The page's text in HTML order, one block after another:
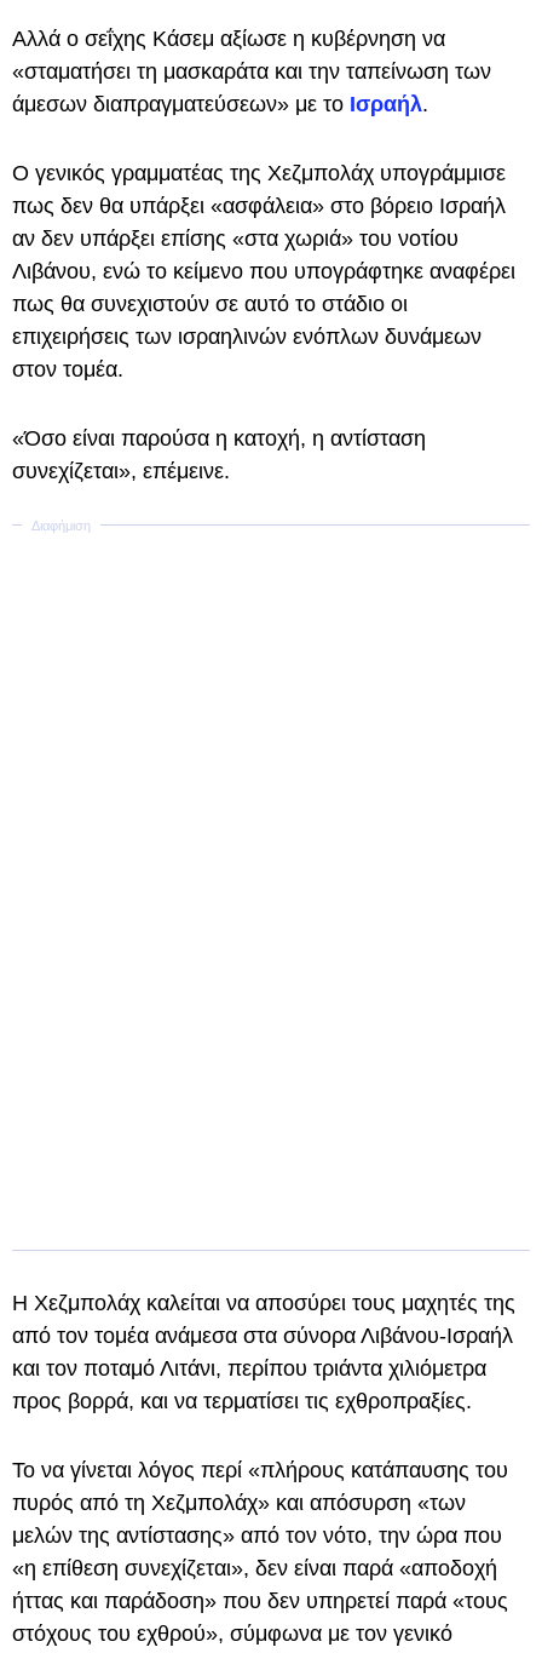
Αλλά ο σεΐχης Κάσεμ αξίωσε η κυβέρνηση να
«σταματήσει τη μασκαράτα και την ταπείνωση των
άμεσων διαπραγματεύσεων» με το Ισραήλ.
Ο γενικός γραμματέας της Χεζμπολάχ υπογράμμισε
πως δεν θα υπάρξει «ασφάλεια» στο βόρειο Ισραήλ
αν δεν υπάρξει επίσης «στα χωριά» του νοτίου
Λιβάνου, ενώ το κείμενο που υπογράφτηκε αναφέρει
πως θα συνεχιστούν σε αυτό το στάδιο οι
επιχειρήσεις των ισραηλινών ενόπλων δυνάμεων
στον τομέα.
«Όσο είναι παρούσα η κατοχή, η αντίσταση
συνεχίζεται», επέμεινε.
Η Χεζμπολάχ καλείται να αποσύρει τους μαχητές της
από τον τομέα ανάμεσα στα σύνορα Λιβάνου-Ισραήλ
και τον ποταμό Λιτάνι, περίπου τριάντα χιλιόμετρα
προς βορρά, και να τερματίσει τις εχθροπραξίες.
Το να γίνεται λόγος περί «πλήρους κατάπαυσης του
πυρός από τη Χεζμπολάχ» και απόσυρση «των
μελών της αντίστασης» από τον νότο, την ώρα που
«η επίθεση συνεχίζεται», δεν είναι παρά «αποδοχή
ήττας και παράδοση» που δεν υπηρετεί παρά «τους
στόχους του εχθρού», σύμφωνα με τον γενικό